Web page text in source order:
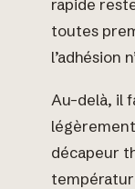
rapide
toutes
l’adhésion
Au-delà, il
décapeur